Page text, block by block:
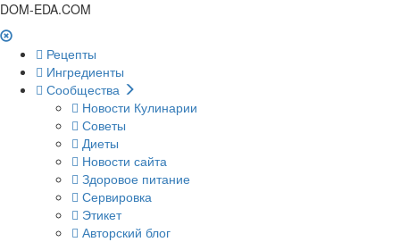
DOM-EDA.COM
Рецепты
Ингредиенты
Сообщества
Новости Кулинарии
Советы
Диеты
Новости сайта
Здоровое питание
Сервировка
Этикет
Авторский блог